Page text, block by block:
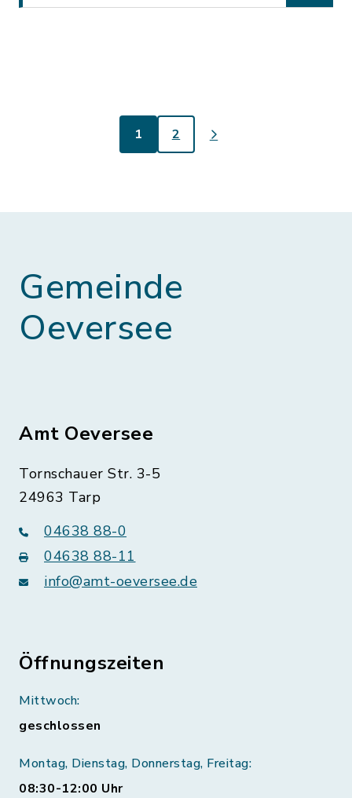
1 2
Gemeinde
Oeversee
Amt Oeversee
Tornschauer Str. 3-5
24963 Tarp
04638 88-0
04638 88-11
info@amt-oeversee.de
Öffnungszeiten
Mittwoch:
geschlossen
Montag, Dienstag, Donnerstag, Freitag:
08:30-12:00 Uhr